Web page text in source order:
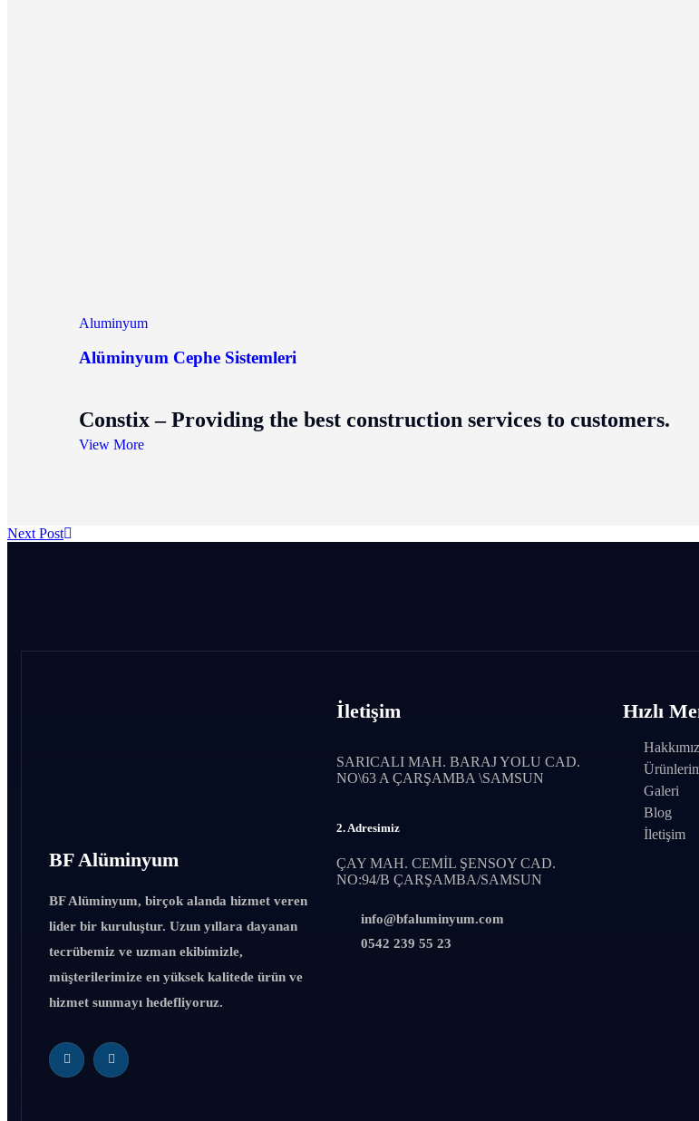
Aluminyum
Alüminyum Cephe Sistemleri
Constix – Providing the best construction services to customers.
View More
Next Post
BF Alüminyum
BF Alüminyum, birçok alanda hizmet veren
lider bir kuruluştur. Uzun yıllara dayanan
tecrübemiz ve uzman ekibimizle,
müşterilerimize en yüksek kalitede ürün ve
hizmet sunmayı hedefliyoruz.
İletişim
SARICALI MAH. BARAJ YOLU CAD.
NO\63 A ÇARŞAMBA \SAMSUN
2. Adresimiz
ÇAY MAH. CEMİL ŞENSOY CAD.
NO:94/B ÇARŞAMBA/SAMSUN
info@bfaluminyum.com
0542 239 55 23
Hızlı
Galeri
Blog
İletişim